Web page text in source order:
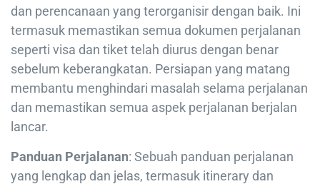
dan perencanaan yang terorganisir dengan baik. Ini
termasuk memastikan semua dokumen perjalanan
seperti visa dan tiket telah diurus dengan benar
sebelum keberangkatan. Persiapan yang matang
membantu menghindari masalah selama perjalanan
dan memastikan semua aspek perjalanan berjalan
lancar.
Panduan Perjalanan: Sebuah panduan perjalanan
yang lengkap dan jelas, termasuk itinerary dan